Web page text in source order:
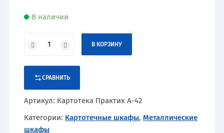
В наличии
В КОРЗИНУ
СРАВНИТЬ
Артикул: Картотека Практик А-42
Категории: Картотечные шкафы,Металлические
шкафы